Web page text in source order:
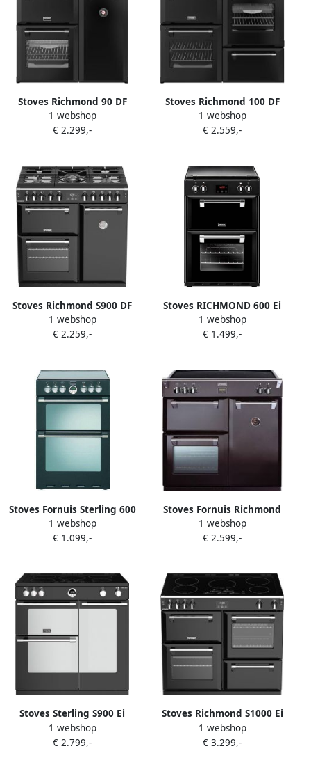
Stoves Richmond 90 DF
Zwart
1 webshop
€ 2.299,-
Stoves Richmond 100 DF
Zwart
1 webshop
€ 2.559,-
Stoves Richmond S900 DF
Range-fornuis Gaskookplaat
A Zwart
1 webshop
€ 2.259,-
Stoves RICHMOND 600 Ei
Zwart met 2 ovens
(conventioneel en
1 webshop
€ 1.499,-
Stoves Fornuis Sterling 600
EI ST442242 60cm zwart
1 webshop
€ 1.099,-
Stoves Fornuis Richmond
inductie 900 EI ST441726
zwart
1 webshop
€ 2.599,-
Stoves Sterling S900 Ei
Range-fornuis
Inductiekookplaat zones
1 webshop
€ 2.799,-
Stoves Richmond S1000 Ei
Range-fornuis
Inductiekookplaat zones
1 webshop
€ 3.299,-